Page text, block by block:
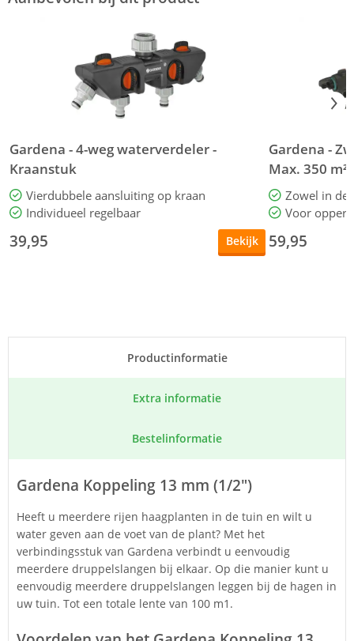
Gardena - 4-weg waterverdeler -
Kraanstuk
Vierdubbele aansluiting op kraan
Individueel regelbaar
39,95 Bekijk
Gardena -
Max. 350 m²
Zowel in de
Voor
59,95
Product­informatie
Extra informatie
Bestel­informatie
Gardena Koppeling 13 mm (1/2")
Heeft u meerdere rijen haagplanten in de tuin en wilt u
water geven aan de voet van de plant? Met het
verbindingsstuk van Gardena verbindt u eenvoudig
meerdere druppelslangen bij elkaar. Op die manier kunt u
eenvoudig meerdere druppelslangen leggen bij de hagen in
uw tuin. Tot een totale lente van 100 m1.